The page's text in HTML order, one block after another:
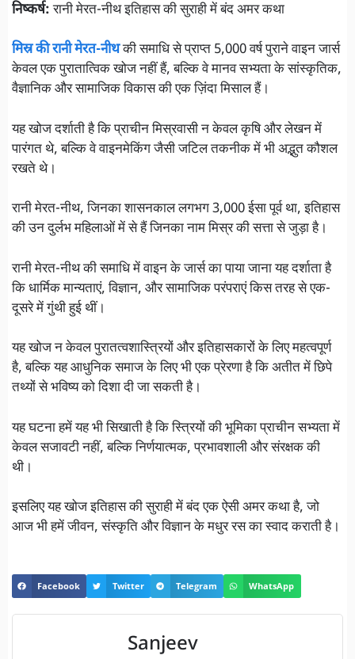
निष्कर्ष:रानी मेरत-नीथ इतिहास की सुराही में बंद अमर कथा
मिस्र की रानी मेरत-नीथकी समाधि से प्राप्त 5,000 वर्ष पुराने वाइन जार्स
केवल एक पुरातात्विक खोज नहीं हैं, बल्कि वे मानव सभ्यता के सांस्कृतिक,
वैज्ञानिक और सामाजिक विकास की एक ज़िंदा मिसाल हैं।
यह खोज दर्शाती है कि प्राचीन मिस्रवासी न केवल कृषि और लेखन में
पारंगत थे, बल्कि वे वाइनमेकिंग जैसी जटिल तकनीक में भी अद्भुत कौशल
रखते थे।
रानी मेरत-नीथ, जिनका शासनकाल लगभग 3,000 ईसा पूर्व था, इतिहास
की उन दुर्लभ महिलाओं में से हैं जिनका नाम मिस्र की सत्ता से जुड़ा है।
रानी मेरत-नीथ की समाधि में वाइन के जार्स का पाया जाना यह दर्शाता है
कि धार्मिक मान्यताएं, विज्ञान, और सामाजिक परंपराएं किस तरह से एक-
दूसरे में गुंथी हुई थीं।
यह खोज न केवल पुरातत्वशास्त्रियों और इतिहासकारों के लिए महत्वपूर्ण
है, बल्कि यह आधुनिक समाज के लिए भी एक प्रेरणा है कि अतीत में छिपे
तथ्यों से भविष्य को दिशा दी जा सकती है।
यह घटना हमें यह भी सिखाती है कि स्त्रियों की भूमिका प्राचीन सभ्यता में
केवल सजावटी नहीं, बल्कि निर्णयात्मक, प्रभावशाली और संरक्षक की
थी।
इसलिए यह खोज इतिहास की सुराही में बंद एक ऐसी अमर कथा है, जो
आज भी हमें जीवन, संस्कृति और विज्ञान के मधुर रस का स्वाद कराती है।
Facebook Twitter Telegram WhatsApp
Sanjeev